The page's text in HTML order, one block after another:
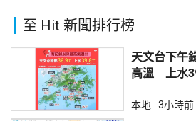
至 Hit 新聞排行榜
天文台下午
高溫 上水
本地 3小時前